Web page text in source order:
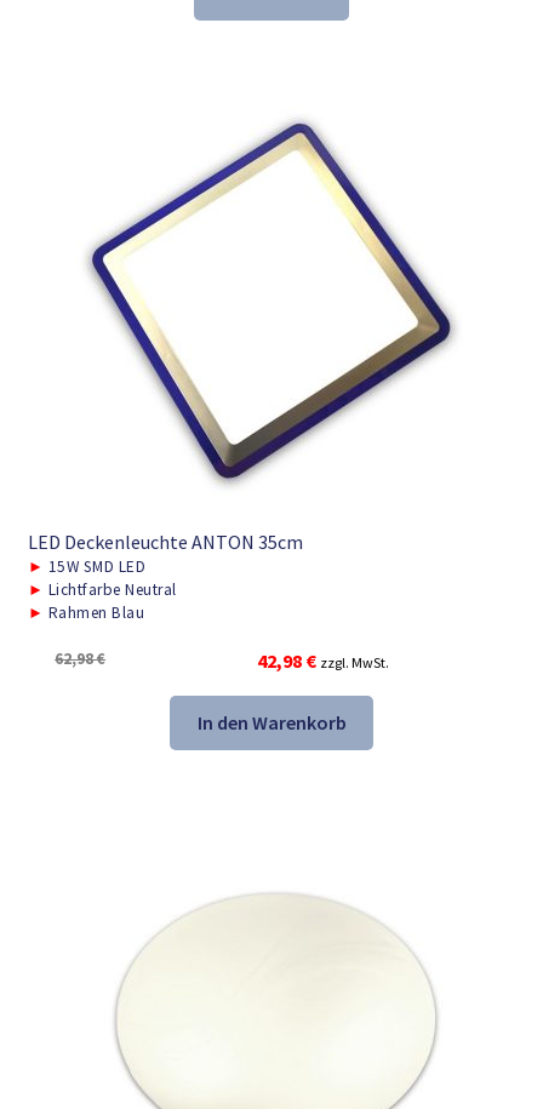
78,74 € 52,98 €.
LED Deckenleuchte ANTON 35cm
► 15W SMD LED
► Lichtfarbe Neutral
► Rahmen Blau
62,98€
Ursprünglicher
war:
62,98 €
42,98 €Aktueller
ist:
42,98 €.
zzgl. MwSt.
In den Warenkorb